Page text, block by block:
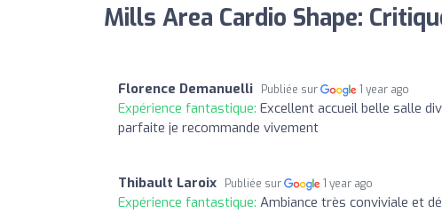
Mills Area Cardio Shape:
Florence Demanuelli Publiée sur 1 year ago
Expérience fantastique: Excellent accueil belle salle
parfaite je recommande vivement
Thibault Laroix Publiée sur 1 year ago
Expérience fantastique: Ambiance très conviviale et